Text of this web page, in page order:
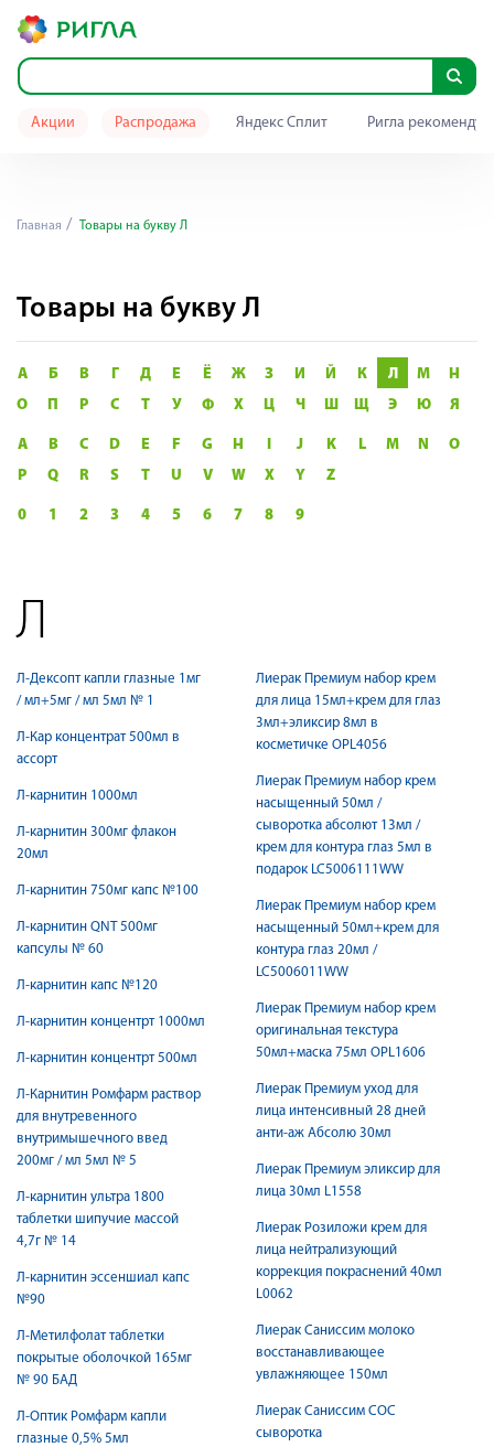
Акции Распродажа Яндекс Сплит Ригла
Главная Товары на букву Л
Товары на букву Л
А Б В Г Д Е Ё Ж З И Й К Л М
Н
О
П Р С Т У Ф Х Ц Ч Ш Щ Э Ю Я
A B C D E F G H I J K L M N
O
P
Q R S T U V W X Y Z
0 1 2 3 4 5 6 7 8 9
Л
Л-Дексопт капли глазные 1мг
/ мл+5мг / мл 5мл № 1
Л-Кар концентрат 500мл в
ассорт
Л-карнитин 1000мл
Л-карнитин 300мг флакон
20мл
Л-карнитин 750мг капс №100
Л-карнитин QNT 500мг
капсулы № 60
Л-карнитин капс №120
Л-карнитин концентрт 1000мл
Л-карнитин концентрт 500мл
Л-Карнитин Ромфарм раствор
для внутревенного
внутримышечного введ
200мг / мл 5мл № 5
Л-карнитин ультра 1800
таблетки шипучие массой
4,7г № 14
Л-карнитин эссеншиал капс
№90
Л-Метилфолат таблетки
покрытые оболочкой 165мг
№ 90 БАД
Л-Оптик Ромфарм капли
глазные 0,5% 5мл
Лиерак Премиум набор крем
для лица 15мл+крем для глаз
3мл+эликсир 8мл в
косметичке OPL4056
Лиерак Премиум набор крем
насыщенный 50мл /
сыворотка абсолют 13мл /
крем для контура глаз 5мл в
подарок LC5006111WW
Лиерак Премиум набор крем
насыщенный 50мл+крем для
контура глаз 20мл /
LC5006011WW
Лиерак Премиум набор крем
оригинальная текстура
50мл+маска 75мл OPL1606
Лиерак Премиум уход для
лица интенсивный 28 дней
анти-аж Абсолю 30мл
Лиерак Премиум эликсир для
лица 30мл L1558
Лиерак Розиложи крем для
лица нейтрализующий
коррекция покраснений 40мл
L0062
Лиерак Саниссим молоко
восстанавливающее
увлажняющее 150мл
Лиерак Саниссим СОС
сыворотка